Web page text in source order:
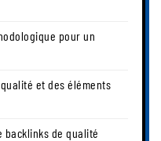
pour un
et des éléments
backlinks de qualité